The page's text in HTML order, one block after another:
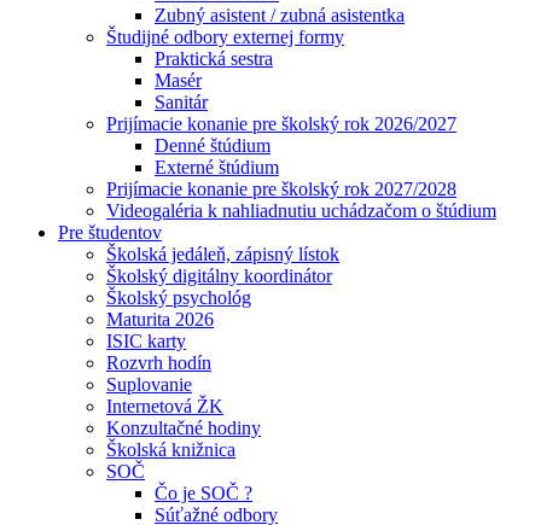
Zubný asistent / zubná asistentka
Študijné odbory externej formy
Praktická sestra
Masér
Sanitár
Prijímacie konanie pre školský rok 2026/2027
Denné štúdium
Externé štúdium
Prijímacie konanie pre školský rok 2027/2028
Videogaléria k nahliadnutiu uchádzačom o štúdium
Pre študentov
Školská jedáleň, zápisný lístok
Školský digitálny koordinátor
Školský psychológ
Maturita 2026
ISIC karty
Rozvrh hodín
Suplovanie
Internetová ŽK
Konzultačné hodiny
Školská knižnica
SOČ
Čo je SOČ ?
Súťažné odbory